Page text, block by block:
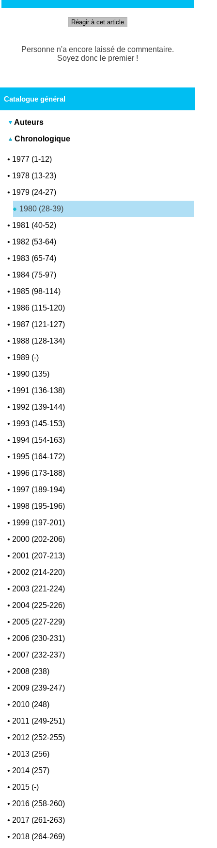
Réagir à cet article
Personne n'a encore laissé de commentaire.
Soyez donc le premier !
Catalogue général
Auteurs
Chronologique
• 1977 (1-12)
• 1978 (13-23)
• 1979 (24-27)
1980 (28-39)
• 1981 (40-52)
• 1982 (53-64)
• 1983 (65-74)
• 1984 (75-97)
• 1985 (98-114)
• 1986 (115-120)
• 1987 (121-127)
• 1988 (128-134)
• 1989 (-)
• 1990 (135)
• 1991 (136-138)
• 1992 (139-144)
• 1993 (145-153)
• 1994 (154-163)
• 1995 (164-172)
• 1996 (173-188)
• 1997 (189-194)
• 1998 (195-196)
• 1999 (197-201)
• 2000 (202-206)
• 2001 (207-213)
• 2002 (214-220)
• 2003 (221-224)
• 2004 (225-226)
• 2005 (227-229)
• 2006 (230-231)
• 2007 (232-237)
• 2008 (238)
• 2009 (239-247)
• 2010 (248)
• 2011 (249-251)
• 2012 (252-255)
• 2013 (256)
• 2014 (257)
• 2015 (-)
• 2016 (258-260)
• 2017 (261-263)
• 2018 (264-269)